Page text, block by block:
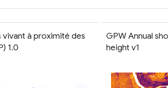
vivant à proximité des
1.0
GPW Annual
height v1